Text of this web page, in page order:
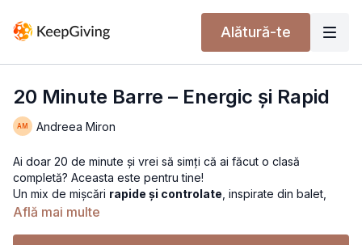
Alătură-te
20 Minute Barre – Energic și Rapid
Andreea Miron
Ai doar 20 de minute și vrei să simți că ai făcut o clasă
completă? Aceasta este pentru tine!
Un mix de mișcări rapide și controlate , inspirate din balet,
Pilates și fitness funcțional, care activează întreaga
Lucrăm într-un ritm susținut, dar accesibil, fără impact pentru
Află mai multe